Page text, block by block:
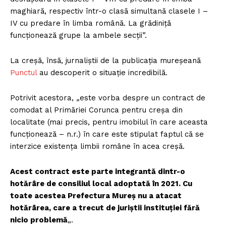
maghiară, respectiv într-o clasă simultană clasele I –
IV cu predare în limba română. La grădiniţă
funcţionează grupe la ambele secţii”.
La creşă, însă, jurnaliştii de la publicaţia mureşeană
Punctulau descoperit o situaţie incredibilă.
Potrivit acestora, „este vorba despre un contract de
comodat al Primăriei Corunca pentru creșa din
localitate (mai precis, pentru imobilul în care aceasta
funcţionează – n.r.) în care este stipulat faptul că se
interzice existența limbii române în acea creșă.
Acest contract este parte integrantă dintr-o
hotărâre de consiliul local adoptată în 2021. Cu
toate acestea Prefectura Mureș nu a atacat
hotărârea, care a trecut de juriștii instituției fără
nicio problemă„.